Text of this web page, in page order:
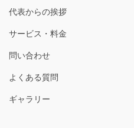
代表からの挨拶
サービス・料金
問い合わせ
よくある質問
ギャラリー